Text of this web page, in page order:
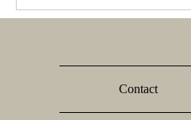
Contact